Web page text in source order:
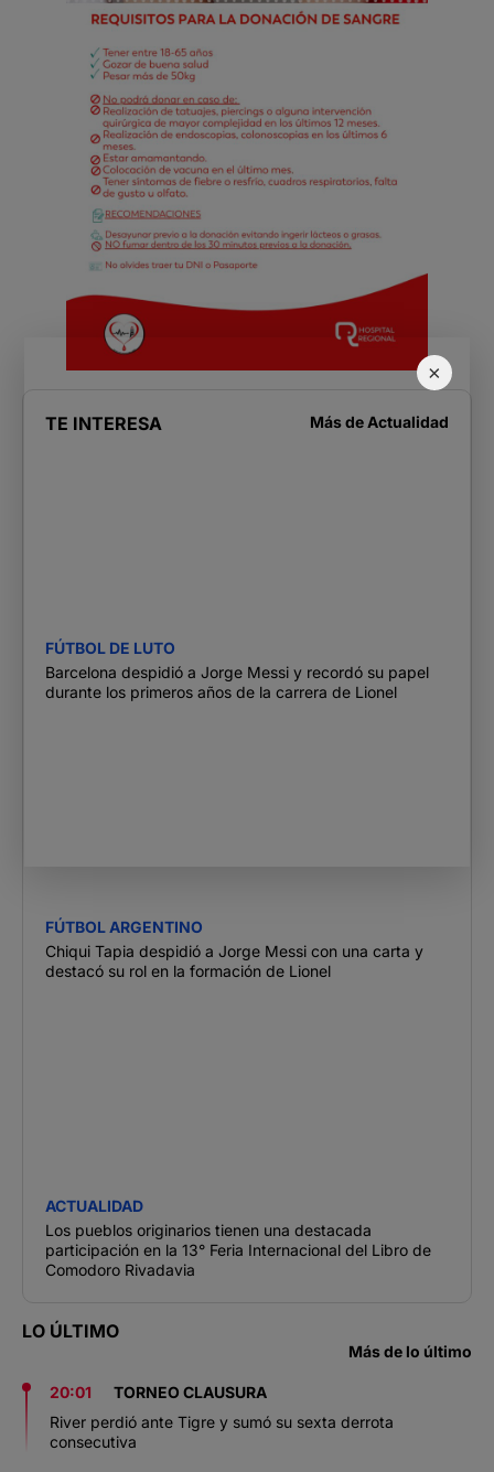
×
TE INTERESA Más de Actualidad
FÚTBOL DE LUTO
Barcelona despidió a Jorge Messi y recordó su papel
durante los primeros años de la carrera de Lionel
FÚTBOL ARGENTINO
Chiqui Tapia despidió a Jorge Messi con una carta y
destacó su rol en la formación de Lionel
ACTUALIDAD
Los pueblos originarios tienen una destacada
participación en la 13° Feria Internacional del Libro de
Comodoro Rivadavia
LO ÚLTIMO
Más de lo último
20:01
TORNEO CLAUSURA
River perdió ante Tigre y sumó su sexta derrota
consecutiva